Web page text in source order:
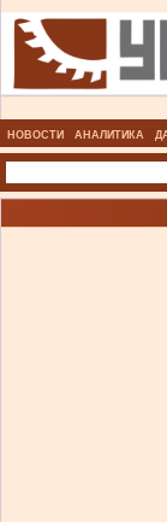
НОВОСТИ АНАЛИТИКА